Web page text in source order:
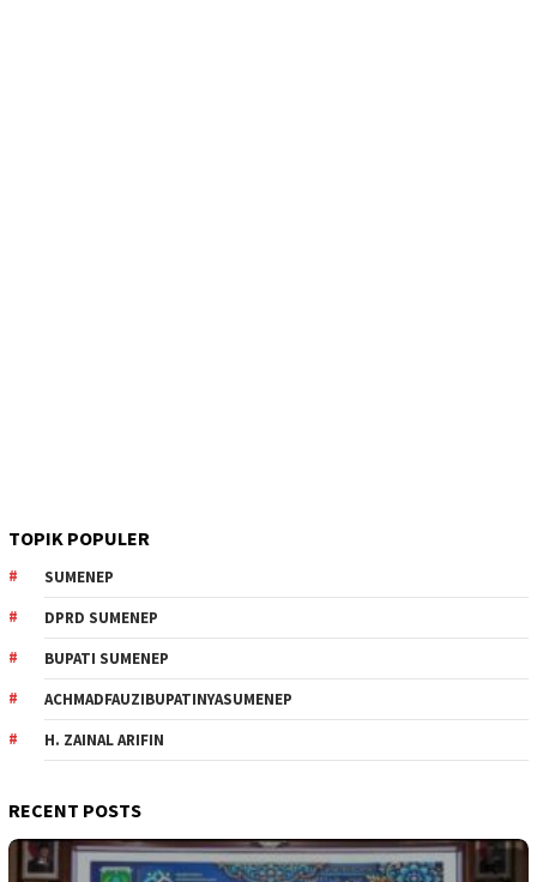
TOPIK POPULER
SUMENEP
DPRD SUMENEP
BUPATI SUMENEP
ACHMADFAUZIBUPATINYASUMENEP
H. ZAINAL ARIFIN
RECENT POSTS